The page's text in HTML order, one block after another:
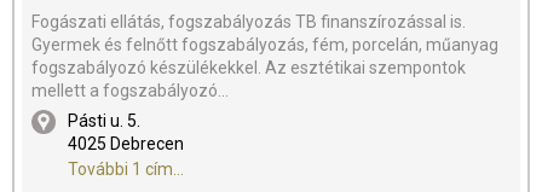
Fogászati ellátás, fogszabályozás TB finanszírozással is.
Gyermek és felnőtt fogszabályozás, fém, porcelán, műanyag
fogszabályozó készülékekkel. Az esztétikai szempontok
mellett a fogszabályozó...
Pásti u. 5.
4025 Debrecen
További 1 cím...